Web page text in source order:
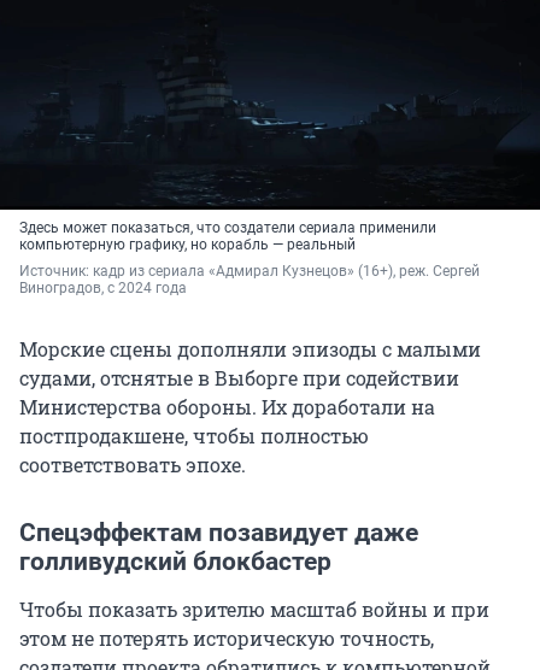
Здесь может показаться, что создатели сериала применили
компьютерную графику, но корабль — реальный
Источник: кадр из сериала «Адмирал Кузнецов» (16+), реж. Сергей
Виноградов, с 2024 года
Морские сцены дополняли эпизоды с малыми
судами, отснятые в Выборге при содействии
Министерства обороны. Их доработали на
постпродакшене, чтобы полностью
соответствовать эпохе.
Спецэффектам позавидует даже
голливудский блокбастер
Чтобы показать зрителю масштаб войны и при
этом не потерять историческую точность,